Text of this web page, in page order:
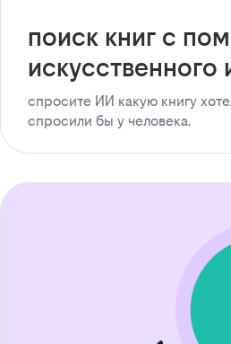
поиск книг с
искусственного
спросите ИИ какую книгу
спросили бы у человека.